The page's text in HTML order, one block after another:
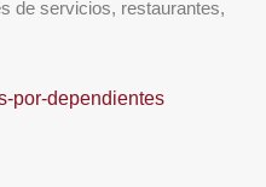
de servicios, restaurantes,